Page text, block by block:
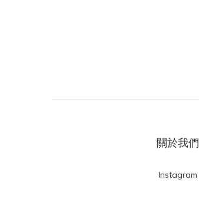
關於我們
Instagram